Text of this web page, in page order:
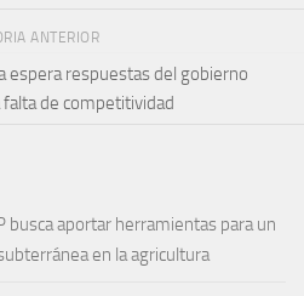
ANTERIOR
espera respuestas del gobierno
falta de competitividad
busca aportar herramientas para un
en la agricultura